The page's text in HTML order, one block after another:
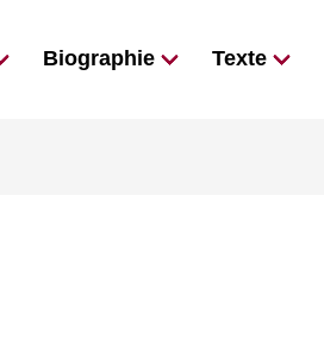
Biographie Texte